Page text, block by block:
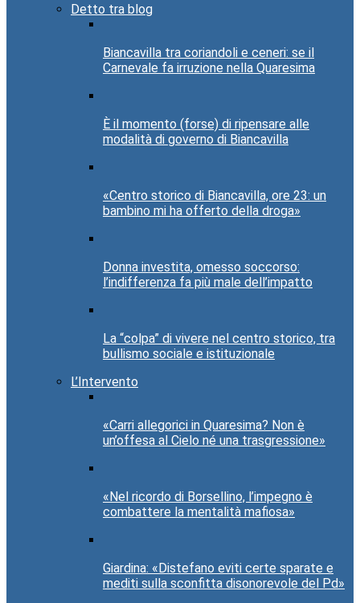
Detto tra blog
Biancavilla tra coriandoli e ceneri: se il
Carnevale fa irruzione nella Quaresima
È il momento (forse) di ripensare alle
modalità di governo di Biancavilla
«Centro storico di Biancavilla, ore 23: un
bambino mi ha offerto della droga»
Donna investita, omesso soccorso:
l’indifferenza fa più male dell’impatto
La “colpa” di vivere nel centro storico, tra
bullismo sociale e istituzionale
L’Intervento
«Carri allegorici in Quaresima? Non è
un’offesa al Cielo né una trasgressione»
«Nel ricordo di Borsellino, l’impegno è
combattere la mentalità mafiosa»
Giardina: «Distefano eviti certe sparate e
mediti sulla sconfitta disonorevole del Pd»